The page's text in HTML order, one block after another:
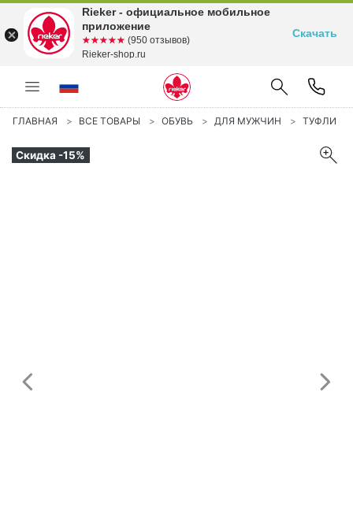
ГЛАВНАЯ ВСЕ ТОВАРЫ ОБУВЬ ДЛЯ МУЖЧИН ТУФЛИ
Скидка -15%
Предыдущий
Rieker - официальное мобильное
приложение
☆☆☆☆☆
★★★★★ (950 отзывов)
Rieker-shop.ru
Скачать